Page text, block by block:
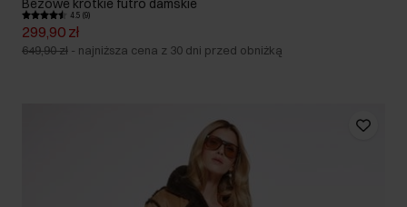
Beżowe krótkie futro damskie
4.5 (9)
299,90 zł
649,90 zł - najniższa cena z 30 dni przed obniżką